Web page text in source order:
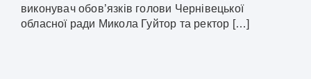
виконувач обов’язків голови Чернівецької
обласної ради Микола Гуйтор та ректор […]